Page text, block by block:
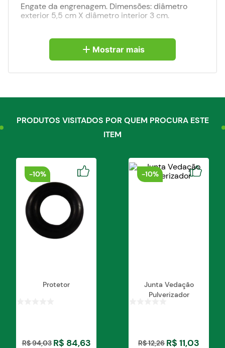
Engate da engrenagem. Dimensões: diâmetro
exterior 5,5 cm X diâmetro interior 3 cm.
Mostrar mais
PRODUTOS VISITADOS POR QUEM PROCURA ESTE
ITEM
-10%
Protetor
R$94,03 R$ 84,63
-10%
Junta Vedação
Pulverizador
R$12,26 R$ 11,03